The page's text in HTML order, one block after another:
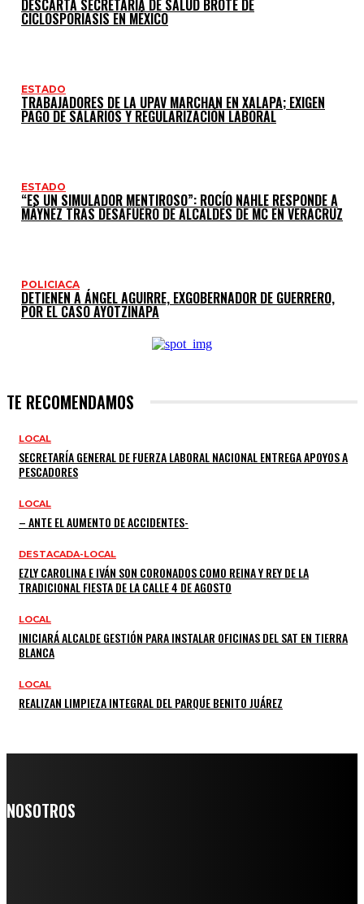
DESCARTA SECRETARÍA DE SALUD BROTE DE
CICLOSPORIASIS EN MÉXICO
ESTADO
TRABAJADORES DE LA UPAV MARCHAN EN XALAPA; EXIGEN
PAGO DE SALARIOS Y REGULARIZACIÓN LABORAL
ESTADO
“ES UN SIMULADOR MENTIROSO”: ROCÍO NAHLE RESPONDE A
MÁYNEZ TRAS DESAFUERO DE ALCALDES DE MC EN VERACRUZ
POLICIACA
DETIENEN A ÁNGEL AGUIRRE, EXGOBERNADOR DE GUERRERO,
POR EL CASO AYOTZINAPA
TE RECOMENDAMOS
LOCAL
SECRETARÍA GENERAL DE FUERZA LABORAL NACIONAL ENTREGA APOYOS A
PESCADORES
LOCAL
– ANTE EL AUMENTO DE ACCIDENTES-
DESTACADA-LOCAL
EZLY CAROLINA E IVÁN SON CORONADOS COMO REINA Y REY DE LA
TRADICIONAL FIESTA DE LA CALLE 4 DE AGOSTO
LOCAL
INICIARÁ ALCALDE GESTIÓN PARA INSTALAR OFICINAS DEL SAT EN TIERRA
BLANCA
LOCAL
REALIZAN LIMPIEZA INTEGRAL DEL PARQUE BENITO JUÁREZ
NOSOTROS